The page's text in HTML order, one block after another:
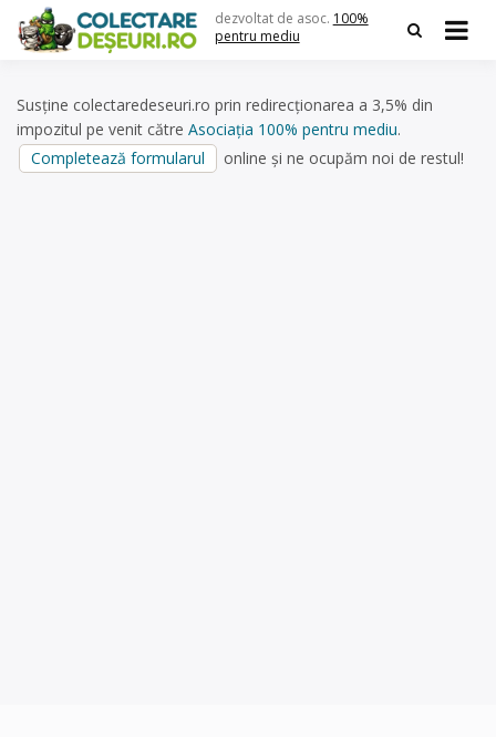
content
dezvoltat de asoc. 100%
pentru mediu
Susține colectaredeseuri.ro prin redirecționarea a 3,5% din
impozitul pe venit către Asociația 100% pentru mediu.
Completează formularul
online și ne ocupăm noi de restul!